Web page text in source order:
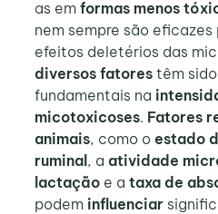
as em formas menos
nem sempre são
efeitos deletérios das
diversos fatorestêm
fundamentais na
micotoxicoses. Fatores
animais, como o estado
ruminal, a atividade
lactaçãoe a taxa de
podem influenciar